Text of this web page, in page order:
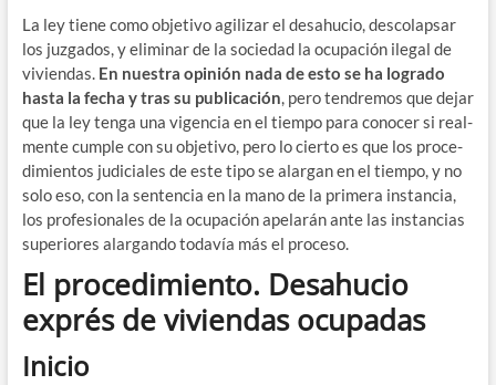
La ley tie­ne como obje­ti­vo agi­li­zar el desahu­cio, des­co­lap­sar
los juz­ga­dos, y eli­mi­nar de la socie­dad la ocu­pa­ción ile­gal de
vivien­das. En nues­tra opi­nión nada de esto se ha logra­do
has­ta la fecha y tras su publi­ca­ción, pero ten­dre­mos que dejar
que la ley ten­ga una vigen­cia en el tiem­po para cono­cer si real­
men­te cum­ple con su obje­ti­vo, pero lo cier­to es que los pro­ce­
di­mien­tos judi­cia­les de este tipo se alar­gan en el tiem­po, y no
solo eso, con la sen­ten­cia en la mano de la pri­me­ra ins­tan­cia,
los pro­fe­sio­na­les de la ocu­pa­ción ape­la­rán ante las ins­tan­cias
supe­rio­res alar­gan­do toda­vía más el proceso.
El procedimiento. Desahucio
exprés de viviendas ocupadas
Inicio